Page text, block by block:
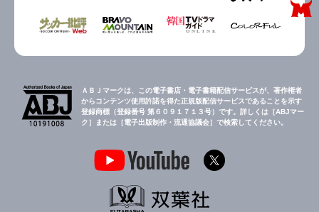
ＡＢＪマークは、この電子書店・電子書籍配信サービスが、著作権者
からコンテンツ使用許諾を得た正規版配信サービスであることを示す
登録商標（登録番号 第６０９１７１３号）です。詳しくは［ABJマー
ク］または［電子出版制作・流通協議会］で検索してください。